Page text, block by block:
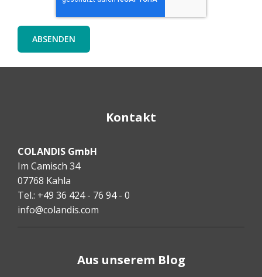
Kontakt
COLANDIS GmbH
Im Camisch 34
07768 Kahla
Tel.: +49 36 424 - 76 94 - 0
info@colandis.com
Aus unserem Blog